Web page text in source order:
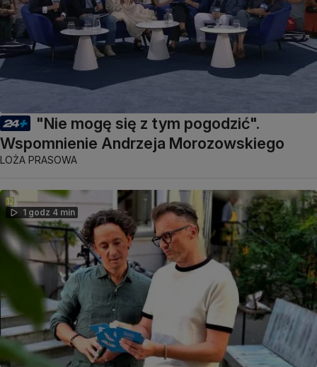
"Nie mogę się z tym pogodzić".
Wspomnienie Andrzeja Morozowskiego
LOŻA PRASOWA
1 godz 4 min